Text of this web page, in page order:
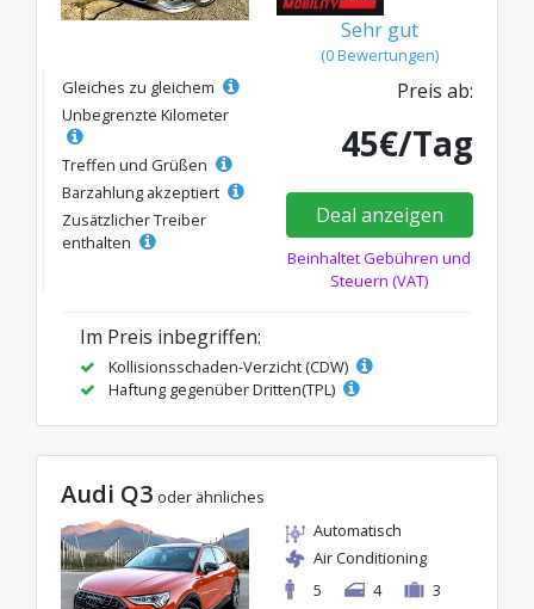
Sehr gut
(0 Bewertungen)
Gleiches zu gleichem
Unbegrenzte Kilometer
Treffen und Grüßen
Barzahlung akzeptiert
Zusätzlicher Treiber
enthalten
Preis ab:
45€/Tag
Deal anzeigen
Beinhaltet Gebühren und
Steuern (VAT)
Im Preis inbegriffen:
Kollisionsschaden-Verzicht (CDW)
Haftung gegenüber Dritten(TPL)
Audi Q3 oder ähnliches
Automatisch
Air Conditioning
5
4 3